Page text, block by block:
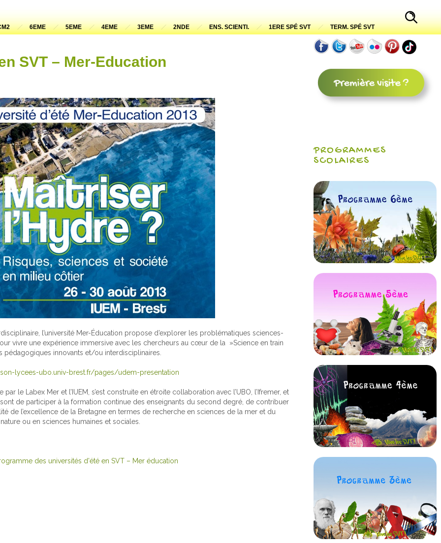
6EME 5EME 4EME 3EME 2NDE ENS. SCIENTI. 1ERE SPÉ SVT
TERM. SPÉ SVT
SVT – Mer-Education
l’université Mer-Éducation propose d’explorer les problématiques sciences-
vivre une expérience immersive avec les chercheurs au cœur de la »Science en train
pédagogiques innovants et/ou interdisciplinaires.
lycees-ubo.univ-brest.fr/pages/udem-presentation
par le Labex Mer et l’IUEM, s’est construite en étroite collaboration avec l’UBO, l’Ifremer, et
de participer à la formation continue des enseignants du second degré, de contribuer
de l’excellence de la Bretagne en termes de recherche en sciences de la mer et du
ou en sciences humaines et sociales.
des universités d'été en SVT – Mer éducation
PROGRAMMES
SCOLAIRES